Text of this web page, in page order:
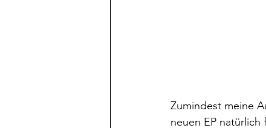
Zumindest meine
neuen EP